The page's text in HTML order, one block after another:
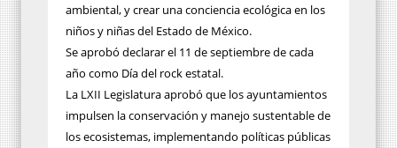
ambiental, y crear una conciencia ecológica en los
niños y niñas del Estado de México.
Se aprobó declarar el 11 de septiembre de cada
año como Día del rock estatal.
La LXII Legislatura aprobó que los ayuntamientos
impulsen la conservación y manejo sustentable de
los ecosistemas, implementando políticas públicas